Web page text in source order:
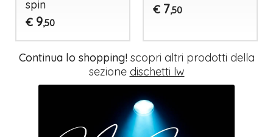
spin
€ 9,50
€ 7,50
Continua lo shopping!scopri altri prodotti della
sezione dischetti lw